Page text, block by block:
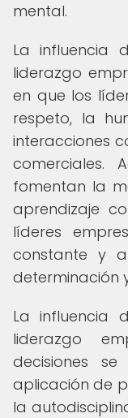
mental.
La influencia
liderazgo
en que los
respeto, la
interacciones
comerciales.
fomentan la
aprendizaje
líderes
constante y
determinación
La influencia
liderazgo
decisiones
aplicación de
la